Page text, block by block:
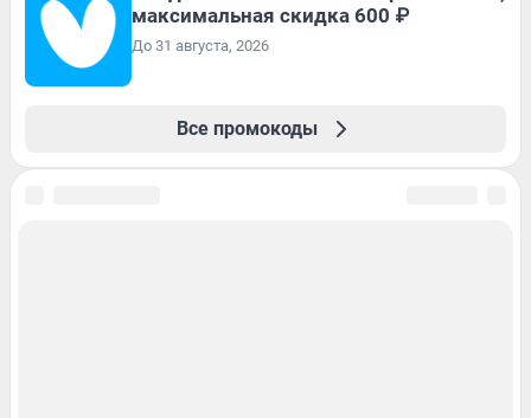
максимальная скидка 600 ₽
До 31 августа, 2026
Все промокоды